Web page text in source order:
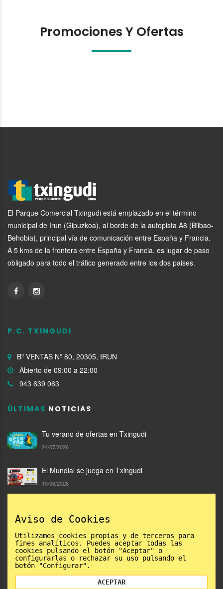
Promociones Y Ofertas
El Parque Comercial Txingudi está emplazado en el término
municipal de Irun (Gipuzkoa), al borde de la autopista A8 (Bilbao-
Behobia), principal vía de comunicación entre España y Francia.
A 5 kms de la frontera entre España y Francia, es lugar de paso
obligado para todo el tráfico generado entre los dos paises.
P.C. TXINGUDI
Bº VENTAS Nº 80, 20305, IRUN
Abierto de 09:00 a 22:00
943 639 063
ÚLTIMAS NOTICIAS
Tu verano de ofertas en Txingudi
24/07/2026
El Mundial se juega en Txingudi
10/06/2026
Marcial
05/06/2026
Aviso de Cookies
Utilizamos cookies propias y de terceros para
fines analíticos. Puedes aceptar todas las
cookies pulsando el botón "Aceptar" o
configurarlas o rechazar su uso pulsando el
botón "Configurar".
ACEPTAR